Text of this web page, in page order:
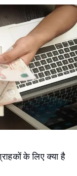
के लिए क्या है